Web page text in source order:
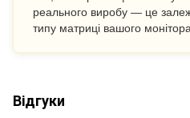
реального виробу — це
типу матриці вашого
Відгуки